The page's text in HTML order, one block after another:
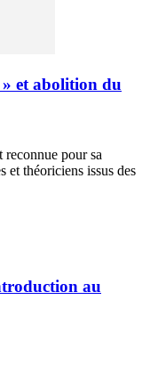
» et abolition du
reconnue pour sa
et théoriciens issus des
au